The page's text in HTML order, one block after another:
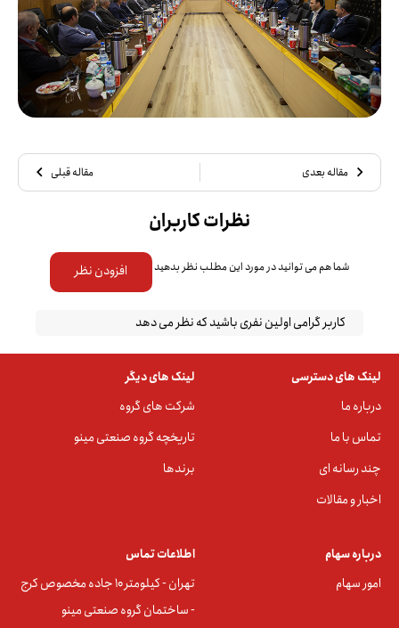
مقاله بعدی مقاله قبلی
نظرات کاربران
شما هم می توانید در مورد این مطلب نظر بدهید افزودن نظر
کاربر گرامی اولین نفری باشید که نظر می دهد
لینک های دسترسی
درباره ما
تماس با ما
چند رسانه ای
اخبار و مقالات
لینک های دیگر
شرکت های گروه
تاریخچه گروه صنعتی مینو
برندها
درباره سهام
امور سهام
اطلاعات تماس
تهران - کیلومتر ۱۰ جاده مخصوص کرج
- ساختمان گروه صنعتی مینو